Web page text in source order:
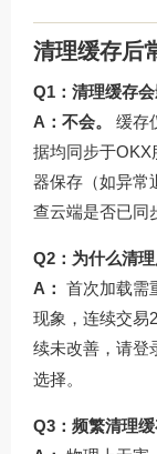
清理缓存后
Q1：清理缓存
A：不会。
缓存
据均同步于OKX
器保存（如异
查云端是否已同
Q2：为什么清
A： 首次加载需
现象，连续交易
续未改善，请登
选择。
Q3：频繁清理